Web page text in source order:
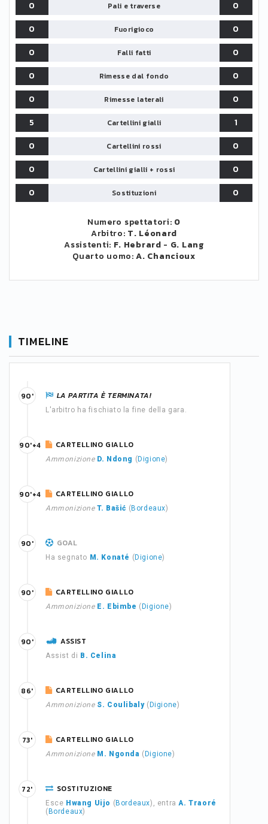
0 Pali e traverse
0
0
Fuorigioco
0
0
Falli fatti
0
0
Rimesse dal fondo
0
0
Rimesse laterali
0
5
Cartellini gialli
1
0
Cartellini rossi
0
0
Cartellini gialli + rossi
0
0
Sostituzioni 0
Numero spettatori: 0
Arbitro: T. Léonard
Assistenti: F. Hebrard - G. Lang
Quarto uomo:A. Chancioux
TIMELINE
LA PARTITA È TERMINATA!
L'arbitro ha fischiato la fine della gara.
90'
CARTELLINO GIALLO
Ammonizione D. Ndong ( Digione)
90'+4
CARTELLINO GIALLO
Ammonizione T. Bašić ( Bordeaux)
90'+4
GOAL
Ha segnato M. Konaté ( Digione)
90'
CARTELLINO GIALLO
Ammonizione E. Ebimbe ( Digione)
90'
ASSIST
Assist di B. Celina
90'
CARTELLINO GIALLO
Ammonizione S. Coulibaly( Digione)
86'
CARTELLINO GIALLO
Ammonizione M. Ngonda ( Digione)
73'
SOSTITUZIONE
Esce Hwang Uijo ( Bordeaux), entraA. Traoré
( Bordeaux)
72'